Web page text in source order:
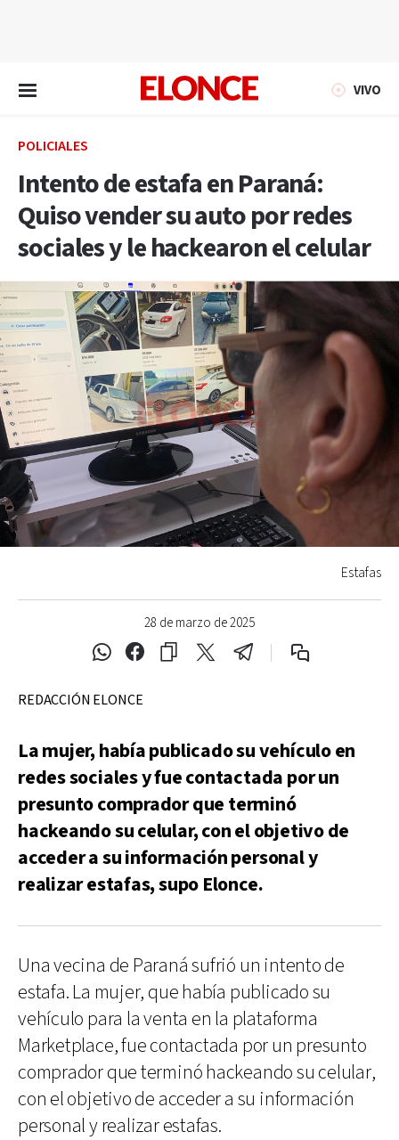
VIVO
POLICIALES
Intento de estafa en Paraná:
Quiso vender su auto por redes
sociales y le hackearon el celular
28 de marzo de 2025
Estafas
REDACCIÓN ELONCE
La mujer, había publicado su vehículo en
redes sociales y fue contactada por un
presunto comprador que terminó
hackeando su celular, con el objetivo de
acceder a su información personal y
realizar estafas, supo Elonce.
Una vecina de Paraná sufrió un intento de
estafa. La mujer, que había publicado su
vehículo para la venta en la plataforma
Marketplace, fue contactada por un presunto
comprador que terminó hackeando su celular,
con el objetivo de acceder a su información
personal y realizar estafas.